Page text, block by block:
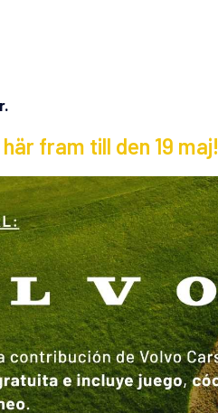
fram till den 19 maj!